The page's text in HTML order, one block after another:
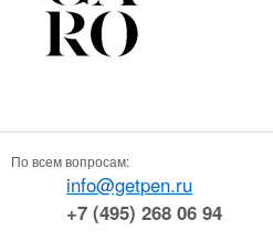
По всем вопросам:
info@getpen.ru
+7 (495) 268 06 94